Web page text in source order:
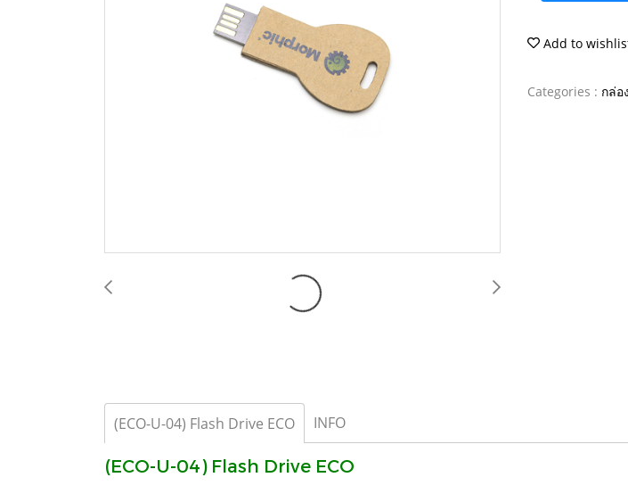
Add to
Categories : กล่อ
(ECO-U-04) Flash Drive ECO INFO
(ECO-U-04) Flash Drive ECO